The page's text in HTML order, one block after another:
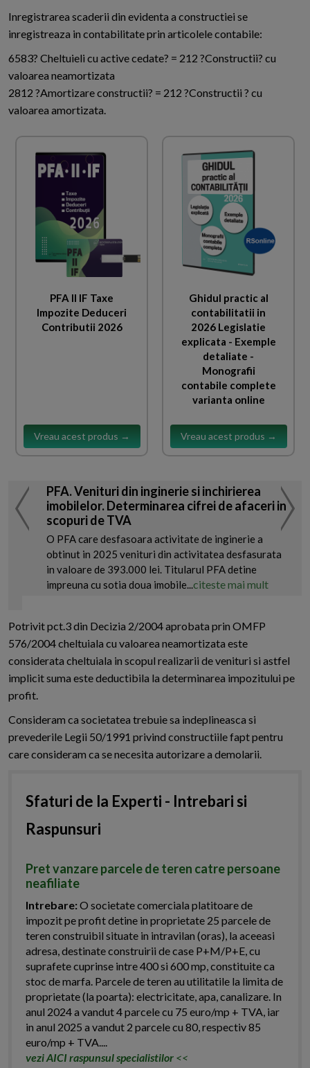
Inregistrarea scaderii din evidenta a constructiei se
inregistreaza in contabilitate prin articolele contabile:
6583? Cheltuieli cu active cedate? = 212 ?Constructii? cu
valoarea neamortizata
2812 ?Amortizare constructii? = 212 ?Constructii ? cu
valoarea amortizata.
PFA II IF Taxe
Impozite Deduceri
Contributii 2026
Vreau acest produs →
Ghidul practic al
contabilitatii in
2026 Legislatie
explicata - Exemple
detaliate -
Monografii
contabile complete
varianta online
Vreau acest produs →
PFA. Venituri din inginerie si inchirierea
imobilelor. Determinarea cifrei de afaceri in
scopuri de TVA
O PFA care desfasoara activitate de inginerie a
obtinut in 2025 venituri din activitatea desfasurata
in valoare de 393.000 lei. Titularul PFA detine
impreuna cu sotia doua imobile...citeste mai mult
Potrivit pct.3 din Decizia 2/2004 aprobata prin OMFP
576/2004 cheltuiala cu valoarea neamortizata este
considerata cheltuiala in scopul realizarii de venituri si astfel
implicit suma este deductibila la determinarea impozitului pe
profit.
Consideram ca societatea trebuie sa indeplineasca si
prevederile Legii 50/1991 privind constructiile fapt pentru
care consideram ca se necesita autorizare a demolarii.
Sfaturi de la Experti - Intrebari si
Raspunsuri
Pret vanzare parcele de teren catre persoane
neafiliate
Intrebare:O societate comerciala platitoare de
impozit pe profit detine in proprietate 25 parcele de
teren construibil situate in intravilan (oras), la aceeasi
adresa, destinate construirii de case P+M/P+E, cu
suprafete cuprinse intre 400 si 600 mp, constituite ca
stoc de marfa. Parcele de teren au utilitatile la limita de
proprietate (la poarta): electricitate, apa, canalizare. In
anul 2024 a vandut 4 parcele cu 75 euro/mp + TVA, iar
in anul 2025 a vandut 2 parcele cu 80, respectiv 85
euro/mp + TVA....
vezi AICI raspunsul specialistilor <<